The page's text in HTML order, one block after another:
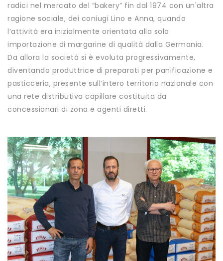
radici nel mercato del “bakery” fin dal 1974 con un'altra
ragione sociale, dei coniugi Lino e Anna, quando
l’attività era inizialmente orientata alla sola
importazione di margarine di qualità dalla Germania.
Da allora la società si è evoluta progressivamente,
diventando produttrice di preparati per panificazione e
pasticceria, presente sull’intero territorio nazionale con
una rete distributiva capillare costituita da
concessionari di zona e agenti diretti.